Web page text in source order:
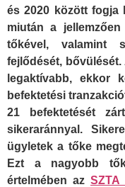
és 2020 között fogja
miután a
tőkével, valamint
fejlődését,
legaktívabb,
befektetési
21 befektetését
sikeraránnyal.
ügyletek a tőke
Ezt a nagyobb
értelmében az